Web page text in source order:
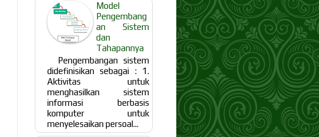
Model
Pengembang
an Sistem
dan
Tahapannya
Pengembangan sistem
didefinisikan sebagai : 1.
Aktivitas untuk
menghasilkan sistem
informasi berbasis
komputer untuk
menyelesaikan persoal...